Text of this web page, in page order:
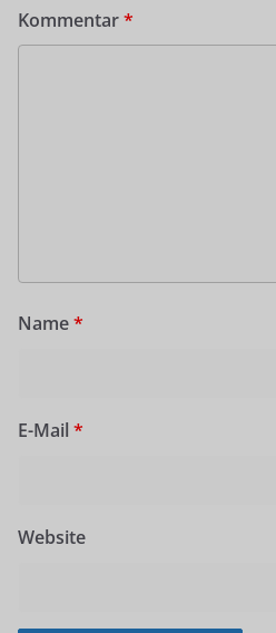
Kommentar*
Name*
E-Mail *
Website